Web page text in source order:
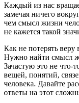
Каждый из нас
замечая ничего
чем смысл жизни
не кажется такой
Как не потерять
Нужно найти смысл
Зачастую это не что-
вещей, понятий,
человека. Давайте
ответы на этот